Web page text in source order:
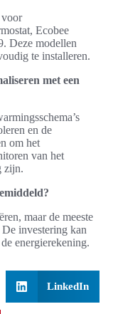
voor
Ecobee
Deze modellen
te installeren.
met een
en de
om het
van het
zijn.
maar de meeste
investering kan
energierekening.
LinkedIn